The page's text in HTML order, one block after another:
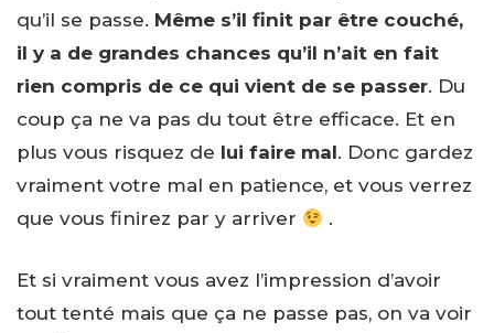
qu’il se passe. Même s’il finit par être couché,
il y a de grandes chances qu’il n’ait en fait
rien compris de ce qui vient de se passer. Du
coup ça ne va pas du tout être efficace. Et en
plus vous risquez de lui faire mal. Donc gardez
vraiment votre mal en patience, et vous verrez
que vous finirez par y arriver
.
Et si vraiment vous avez l’impression d’avoir
tout tenté mais que ça ne passe pas, on va voir